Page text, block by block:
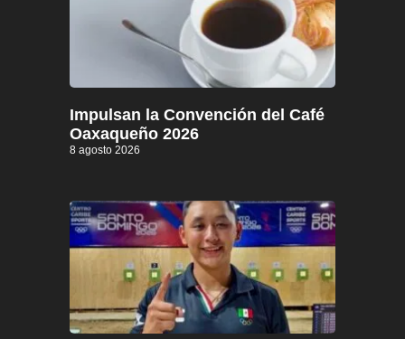
Impulsan la Convención del Café
Oaxaqueño 2026
8 agosto 2026